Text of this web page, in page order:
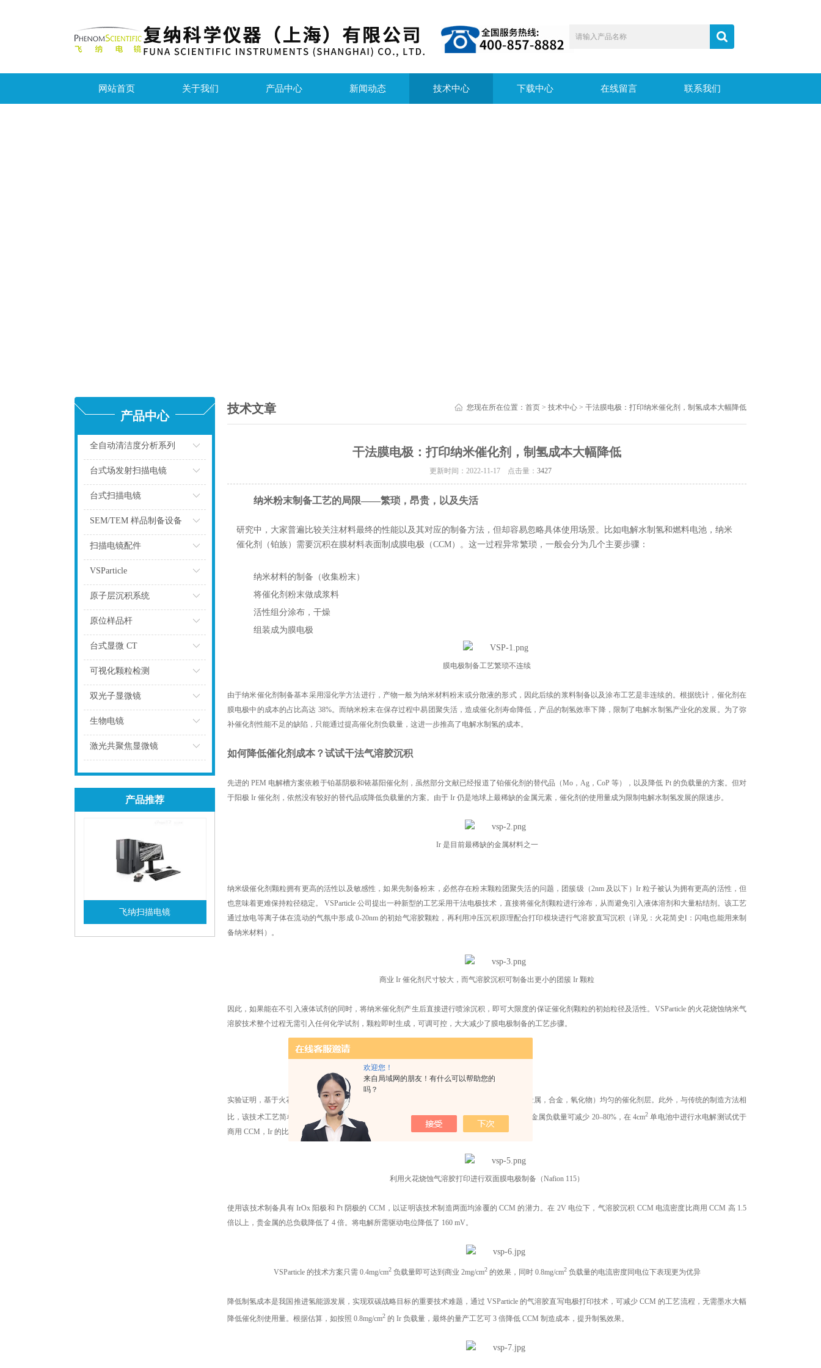
欢迎您！
来自局域网的朋友！有什么可以帮助您的
吗？
网站首页 关于我们 产品中心 新闻动态 技术中心 下载中心 在线留言 联系我们
产品中心
全自动清洁度分析系列
点击
台式场发射扫描电镜
台式扫描电镜
点击
SEM/TEM 样品制备设备
扫描电镜配件
VSParticle
原子层沉积系统
原位样品杆
台式显微 CT
可视化颗粒检测
双光子显微镜
生物电镜
点击
激光共聚焦显微镜
产品推荐
飞纳扫描电镜
查看详情
技术文章 您现在所在位置： 首页 > 技术中心 > 干法膜电极：打印纳米催化剂，制氢成本大幅降低
干法膜电极：打印纳米催化剂，制氢成本大幅降低
更新时间：2022-11-17 点击量： 3427
纳米粉末制备工艺的局限——繁琐，昂贵，以及失活
研究中，大家普遍比较关注材料最终的性能以及其对应的制备方法，但却容易忽略具体使用场景。比如电解水制氢和燃料电池，纳米
催化剂（铂族）需要沉积在膜材料表面制成膜电极（CCM）。这一过程异常繁琐，一般会分为几个主要步骤：
纳米材料的制备（收集粉末）
将催化剂粉末做成浆料
活性组分涂布，干燥
组装成为膜电极
膜电极制备工艺繁琐不连续
由于纳米催化剂制备基本采用湿化学方法进行，产物一般为纳米材料粉末或分散液的形式，因此后续的浆料制备以及涂布工艺是非连续的。根据统计，催化剂在
膜电极中的成本的占比高达 38%。而纳米粉末在保存过程中易团聚失活，造成催化剂寿命降低，产品的制氢效率下降，限制了电解水制氢产业化的发展。为了弥
补催化剂性能不足的缺陷，只能通过提高催化剂负载量，这进一步推高了电解水制氢的成本。
如何降低催化剂成本？试试干法气溶胶沉积
先进的 PEM 电解槽方案依赖于铂基阴极和铱基阳催化剂，虽然部分文献已经报道了铂催化剂的替代品（Mo，Ag，CoP 等），以及降低 Pt 的负载量的方案。但对
于阳极 Ir 催化剂，依然没有较好的替代品或降低负载量的方案。由于 Ir 仍是地球上最稀缺的金属元素，催化剂的使用量成为限制电解水制氢发展的限速步。
Ir 是目前最稀缺的金属材料之一
纳米级催化剂颗粒拥有更高的活性以及敏感性，如果先制备粉末，必然存在粉末颗粒团聚失活的问题，团簇级（2nm 及以下）Ir 粒子被认为拥有更高的活性，但
也意味着更难保持粒径稳定。 VSParticle 公司提出一种新型的工艺采用干法电极技术，直接将催化剂颗粒进行涂布，从而避免引入液体溶剂和大量粘结剂。该工艺
通过放电等离子体在流动的气氛中形成 0-20nm 的初始气溶胶颗粒，再利用冲压沉积原理配合打印模块进行气溶胶直写沉积（详见：火花简史Ⅰ：闪电也能用来制
备纳米材料）。
商业 Ir 催化剂尺寸较大，而气溶胶沉积可制备出更小的团簇 Ir 颗粒
因此，如果能在不引入液体试剂的同时，将纳米催化剂产生后直接进行喷涂沉积，即可大限度的保证催化剂颗粒的初始粒径及活性。VSParticle 的火花烧蚀纳米气
溶胶技术整个过程无需引入任何化学试剂，颗粒即时生成，可调可控，大大减少了膜电极制备的工艺步骤。
实验证明，基于火花烧蚀和气溶胶直写技术，可在 Nafion 膜上制造（包括但不限于 Ir 与 Pt 等金属，合金，氧化物）均匀的催化剂层。此外，与传统的制造方法相
比，该技术工艺简单、可降低成本和以及碳排放。与现有技术相比，阳极 Ir 涂覆的 CCM 中贵金属负载量可减少 20–80%，在 4cm2 单电池中进行水电解测试优于
商用 CCM，Ir 的比功率密度降低了五倍（较低的值表明需要较少的 Ir 即可驱动电解反应）。
利用火花烧蚀气溶胶打印进行双面膜电极制备（Nafion 115）
使用该技术制备具有 IrOx 阳极和 Pt 阴极的 CCM，以证明该技术制造两面均涂覆的 CCM 的潜力。在 2V 电位下，气溶胶沉积 CCM 电流密度比商用 CCM 高 1.5
倍以上，贵金属的总负载降低了 4 倍。将电解所需驱动电位降低了 160 mV。
VSParticle 的技术方案只需 0.4mg/cm2负载量即可达到商业 2mg/cm2的效果，同时 0.8mg/cm2负载量的电流密度同电位下表现更为优异
降低制氢成本是我国推进氢能源发展，实现双碳战略目标的重要技术难题，通过 VSParticle 的气溶胶直写电极打印技术，可减少 CCM 的工艺流程，无需墨水大幅
降低催化剂使用量。根据估算，如按照 0.8mg/cm2 的 Ir 负载量，最终的量产工艺可 3 倍降低 CCM 制造成本，提升制氢效果。